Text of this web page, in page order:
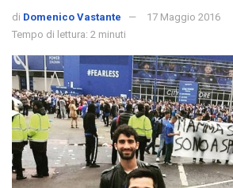
di Domenico Vastante
17 Maggio 2016
Tempo di lettura: 2 minuti